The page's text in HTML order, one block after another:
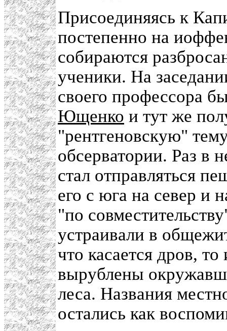
Присоединяясь к
постепенно на
собираются
ученики. На
своего профессора
Ющенко и тут же
"рентгеновскую"
обсерватории. Раз в
стал отправляться
его с юга на север и
"по
устраивали в
что касается дров,
вырублены
леса. Названия
остались как